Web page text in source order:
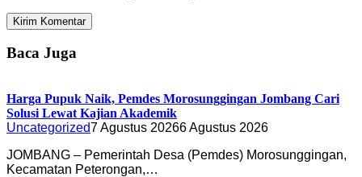
Baca Juga
Harga Pupuk Naik, Pemdes Morosunggingan Jombang Cari
Solusi Lewat Kajian Akademik
Uncategorized7 Agustus 20266 Agustus 2026
JOMBANG – Pemerintah Desa (Pemdes) Morosunggingan,
Kecamatan Peterongan,…